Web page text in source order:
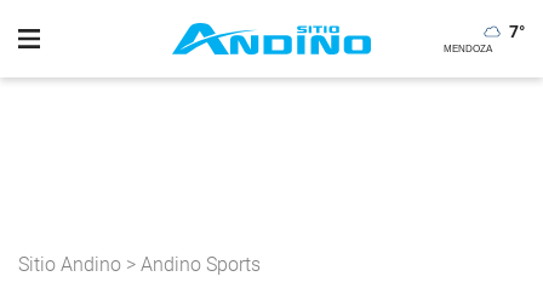
7°
Sitio Andino > Andino Sports